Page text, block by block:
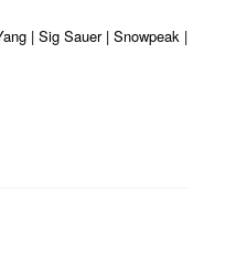
| Sig Sauer | Snowpeak | Umarex |